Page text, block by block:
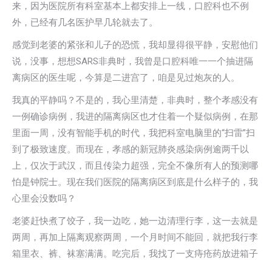
来，因为医院所有科室基本上都安排上一线，口腔科也不例
外，已经有几名医护早几轮就去了。
感觉到老婆的紧张和儿子的恐慌，我却显得很平静，安慰他们
说，没事，想想SARS非典时，我曾是口腔科唯一一个抽进隔
离病区的医生呢，今算是二进宫了，咱是见过炮灰的人。
我真的平静吗？不是的，我心里清楚，非典时，整个孝感没有
一例确诊病例，我进的隔离病区也才住着一个疑似病例，在那
里面一周，没有智能手机的时代，我把科室电脑里的“扫雷”扫
到了极致速度。而现在，孝感的新冠肺炎感染病例逾两千以
上，仅次于武汉，而且传染力超强，完全不像所有人的预测哪
怕是钟院士。现在我们医院的隔离病区到底是什么样子的，我
心里会没数吗？
老婆赶快煮了饺子，我一边吃，她一边清理行李，这一去就是
两周，再加上隔离观察两周，一个月时间不能回，就把我行李
箱里衣、裤、袜塞满满。吃完后，我找了一支痔疮药放进箱子